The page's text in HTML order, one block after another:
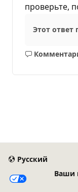
проверьте,
Этот ответ
Без
Русский
Ваши